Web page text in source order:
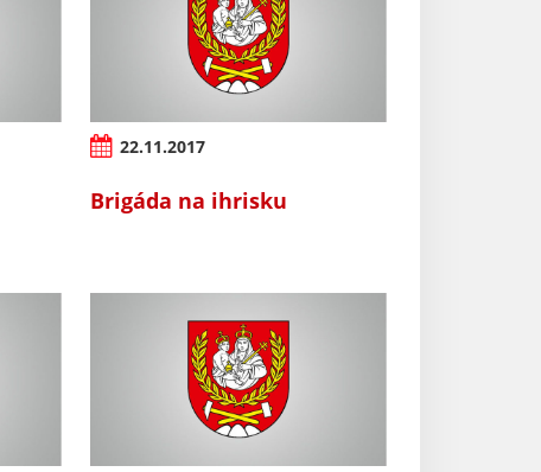
22.11.2017
Brigáda na ihrisku